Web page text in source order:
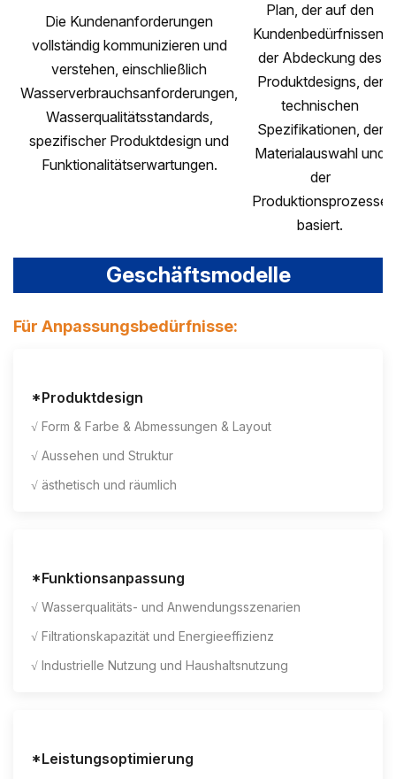
Die Kundenanforderungen
vollständig kommunizieren und
verstehen, einschließlich
Wasserverbrauchsanforderungen,
Wasserqualitätsstandards,
spezifischer Produktdesign und
Funktionalitätserwartungen.
Plan, der auf den
Kundenbedürfnissen,
der Abdeckung des
Produktdesigns, der
technischen
Spezifikationen, der
Materialauswahl und
der
Produktionsprozesse
basiert.
Geschäftsmodelle
Für Anpassungsbedürfnisse:
*Produktdesign
√ Form & Farbe & Abmessungen & Layout
√ Aussehen und Struktur
√ ästhetisch und räumlich
*Funktionsanpassung
√ Wasserqualitäts- und Anwendungsszenarien
√ Filtrationskapazität und Energieeffizienz
√ Industrielle Nutzung und Haushaltsnutzung
*Leistungsoptimierung